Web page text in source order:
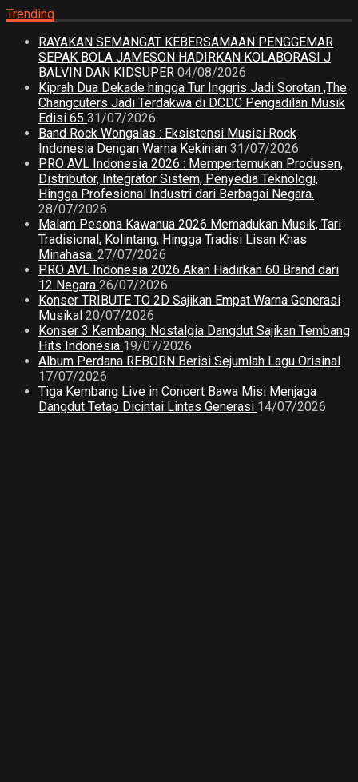
Trending
RAYAKAN SEMANGAT KEBERSAMAAN PENGGEMAR
SEPAK BOLA JAMESON HADIRKAN KOLABORASI J
BALVIN DAN KIDSUPER 04/08/2026
Kiprah Dua Dekade hingga Tur Inggris Jadi Sorotan ,The
Changcuters Jadi Terdakwa di DCDC Pengadilan Musik
Edisi 65 31/07/2026
Band Rock Wongalas : Eksistensi Musisi Rock
Indonesia Dengan Warna Kekinian 31/07/2026
PRO AVL Indonesia 2026 : Mempertemukan Produsen,
Distributor, Integrator Sistem, Penyedia Teknologi,
Hingga Profesional Industri dari Berbagai Negara.
28/07/2026
Malam Pesona Kawanua 2026 Memadukan Musik, Tari
Tradisional, Kolintang, Hingga Tradisi Lisan Khas
Minahasa. 27/07/2026
PRO AVL Indonesia 2026 Akan Hadirkan 60 Brand dari
12 Negara 26/07/2026
Konser TRIBUTE TO 2D Sajikan Empat Warna Generasi
Musikal 20/07/2026
Konser 3 Kembang: Nostalgia Dangdut Sajikan Tembang
Hits Indonesia 19/07/2026
Album Perdana REBORN Berisi Sejumlah Lagu Orisinal
17/07/2026
Tiga Kembang Live in Concert Bawa Misi Menjaga
Dangdut Tetap Dicintai Lintas Generasi 14/07/2026